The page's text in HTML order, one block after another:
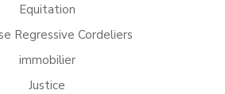
Equitation
Regressive Cordeliers
immobilier
Justice